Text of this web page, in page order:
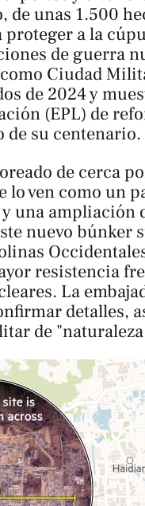
de unas 1.500
a la
de guerra
Ciudad
de 2024 y
(EPL) de
de su centenario.
de cerca
lo ven como un
una ampliación
nuevo búnker
resistencia
La
detalles,
de "naturaleza